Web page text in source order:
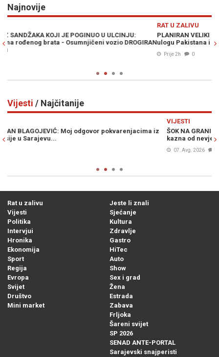
Najnovije
PLANIRAN VELIKI KOPNENI NAPAD NA IRAN: Pezeškijan otkrio
ulogu Pakistana i Avganistana - "Plan neprijatelja je propao"
Vijesti / Najčitanije
ŠOK NA GRANICI: Ponesete li ovo voće u Hrvatsku, prijeti vam
kazna od nevjerovatnih 13.000 eura
Rat u zalivu
Vijesti
Politika
Intervjui
Hronika
Ekonomija
Sport
Regija
Evropa
Svijet
Društvo
Mini market
Jeste li znali
Sjećanje
Kultura
Zdravlje
Gastro
HiTec
Auto
Show
Sex i grad
Žena
Estrada
Zabava
Frljoka
Šareni svijet
SP 2026
SENAD ANTE-PORTAL
Sarajevski snajperisti